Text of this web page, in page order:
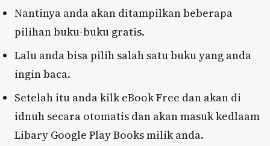
Nantinya anda akan ditampilkan beberapa
pilihan buku-buku gratis.
Lalu anda bisa pilih salah satu buku yang anda
ingin baca.
Setelah itu anda kilk eBook Free dan akan di
idnuh secara otomatis dan akan masuk kedlaam
Libary Google Play Books milik anda.